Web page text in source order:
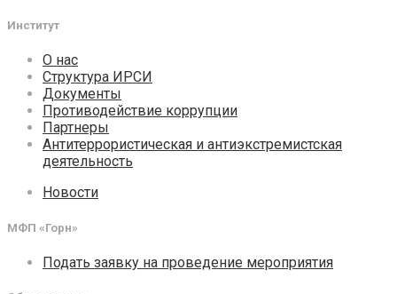
Институт
О нас
Структура ИРСИ
Документы
Противодействие коррупции
Партнеры
Антитеррористическая и антиэкстремистская
деятельность
Новости
МФП «Горн»
Подать заявку на проведение мероприятия